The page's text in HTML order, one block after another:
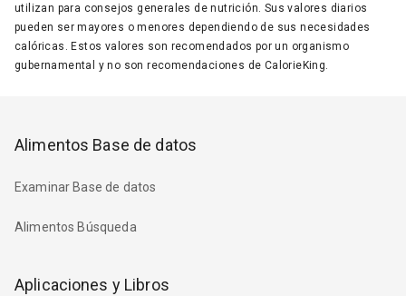
utilizan para consejos generales de nutrición. Sus valores diarios
pueden ser mayores o menores dependiendo de sus necesidades
calóricas. Estos valores son recomendados por un organismo
gubernamental y no son recomendaciones de CalorieKing.
Alimentos Base de datos
Examinar Base de datos
Alimentos Búsqueda
Aplicaciones y Libros